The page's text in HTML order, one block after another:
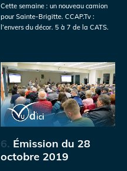
Cette semaine : un nouveau camion
pour Sainte-Brigitte. CCAP.Tv :
l’envers du décor. 5 à 7 de la CATS.
6. Émission du 28
octobre 2019